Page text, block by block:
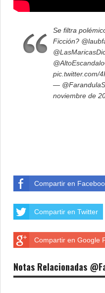
Se filtra
Ficción?
pic.twitter.com/
—
noviembre de
Compartir en
Compartir en Twitter
Compartir en Google
Notas Relacionadas